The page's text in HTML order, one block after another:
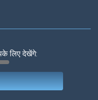
Cats
लिए देखेंगे: